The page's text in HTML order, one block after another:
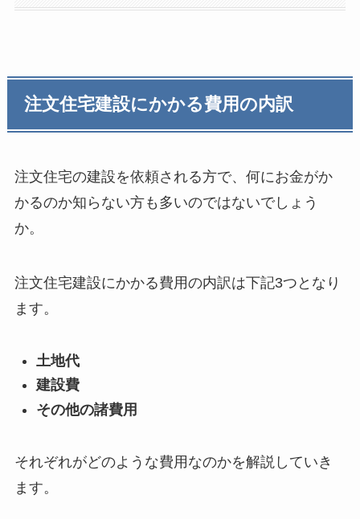
注文住宅建設にかかる費用の内訳
注文住宅の建設を依頼される方で、何にお金がか
かるのか知らない方も多いのではないでしょう
か。
注文住宅建設にかかる費用の内訳は下記3つとなり
ます。
土地代
建設費
その他の諸費用
それぞれがどのような費用なのかを解説していき
ます。